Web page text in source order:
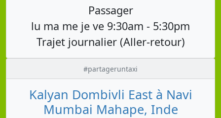
Passager
lu ma me je ve 9:30am - 5:30pm
Trajet journalier (Aller-retour)
#partageruntaxi
Kalyan Dombivli East à Navi
Mumbai Mahape, Inde